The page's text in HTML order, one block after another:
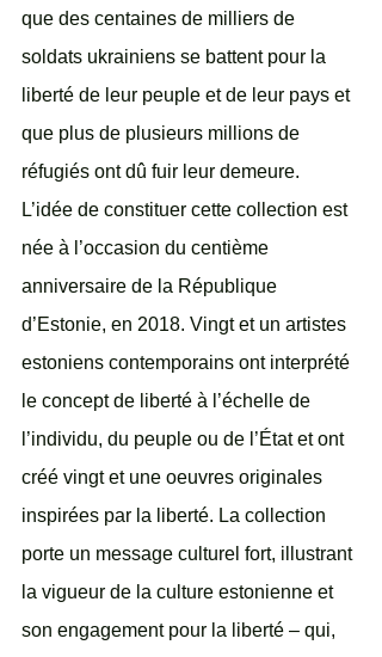
que des centaines de milliers de
soldats ukrainiens se battent pour la
liberté de leur peuple et de leur pays et
que plus de plusieurs millions de
réfugiés ont dû fuir leur demeure.
L’idée de constituer cette collection est
née à l’occasion du centième
anniversaire de la République
d’Estonie, en 2018. Vingt et un artistes
estoniens contemporains ont interprété
le concept de liberté à l’échelle de
l’individu, du peuple ou de l’État et ont
créé vingt et une oeuvres originales
inspirées par la liberté. La collection
porte un message culturel fort, illustrant
la vigueur de la culture estonienne et
son engagement pour la liberté – qui,